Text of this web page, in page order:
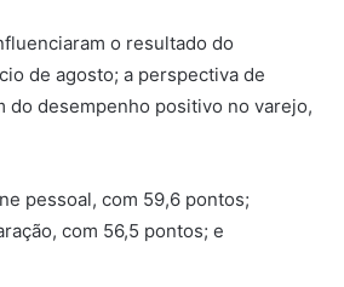
o resultado do
de agosto; a perspectiva de
do desempenho positivo no varejo,
pessoal, com 59,6 pontos;
com 56,5 pontos; e